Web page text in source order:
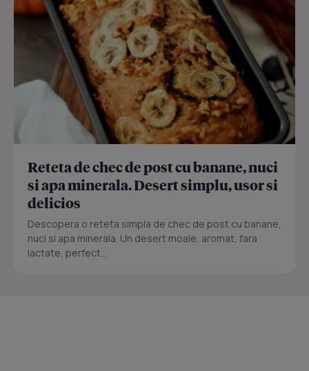
Reteta de chec de post cu banane, nuci
si apa minerala. Desert simplu, usor si
delicios
Descopera o reteta simpla de chec de post cu banane,
nuci si apa minerala. Un desert moale, aromat, fara
lactate, perfect...